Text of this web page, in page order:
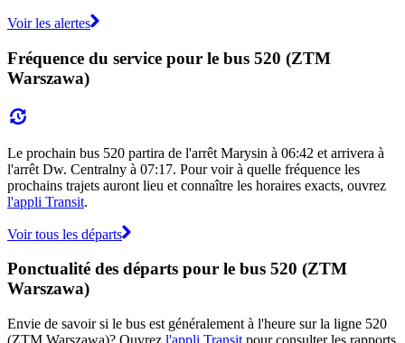
Voir les alertes
Fréquence du service pour le bus 520 (ZTM
Warszawa)
Le prochain bus 520 partira de l'arrêt Marysin à 06:42 et arrivera à
l'arrêt Dw. Centralny à 07:17. Pour voir à quelle fréquence les
prochains trajets auront lieu et connaître les horaires exacts, ouvrez
l'appli Transit.
Voir tous les départs
Ponctualité des départs pour le bus 520 (ZTM
Warszawa)
Envie de savoir si le bus est généralement à l'heure sur la ligne 520
(ZTM Warszawa)? Ouvrez l'appli Transit pour consulter les rapports